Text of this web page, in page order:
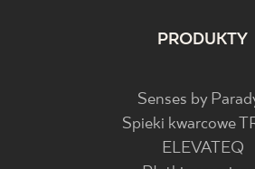
PRODUKTY
Senses by
Spieki kwarcowe
ELEVATEQ